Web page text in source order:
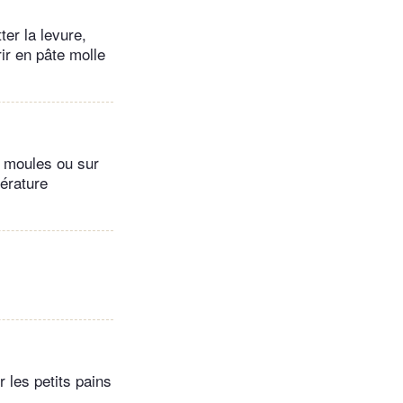
la levure,
en pâte molle
ou sur
les petits pains